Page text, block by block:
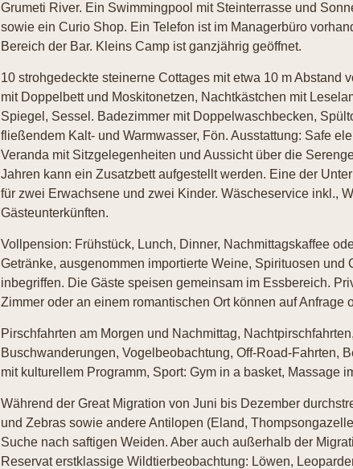
Grumeti River. Ein Swimmingpool mit Steinterrasse und
sowie ein Curio Shop. Ein Telefon ist im Managerbüro
Bereich der Bar. Kleins Camp ist ganzjährig geöffnet.
10 strohgedeckte steinerne Cottages mit etwa 10 m Abstand
mit Doppelbett und Moskitonetzen, Nachtkästchen mit
Spiegel, Sessel. Badezimmer mit Doppelwaschbecken,
fließendem Kalt- und Warmwasser, Fön. Ausstattung: Safe
Veranda mit Sitzgelegenheiten und Aussicht über die
Jahren kann ein Zusatzbett aufgestellt werden. Eine der
für zwei Erwachsene und zwei Kinder. Wäscheservice inkl.,
Gästeunterkünften.
Vollpension: Frühstück, Lunch, Dinner, Nachmittagskaffee
Getränke, ausgenommen importierte Weine, Spirituosen und
inbegriffen. Die Gäste speisen gemeinsam im Essbereich.
Zimmer oder an einem romantischen Ort können auf Anfrage
Pirschfahrten am Morgen und Nachmittag,
Buschwanderungen, Vogelbeobachtung, Off-Road-Fahrten,
mit kulturellem Programm, Sport: Gym in a basket, Massage
Während der Great Migration von Juni bis Dezember
und Zebras sowie andere Antilopen (Eland,
Suche nach saftigen Weiden. Aber auch außerhalb der
Reservat erstklassige Wildtierbeobachtung: Löwen,